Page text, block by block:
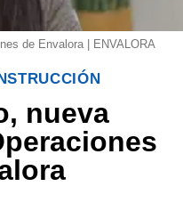
de Envalora | ENVALORA
nueva